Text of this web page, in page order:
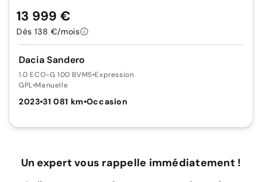
Dacia Sandero
1.0 ECO-G 100 BVM5•Expression
GPL•Manuelle
2023•31 081 km•Occasion
13 999 €
Dès 138 €/mois
Un expert vous rappelle immédiatement !